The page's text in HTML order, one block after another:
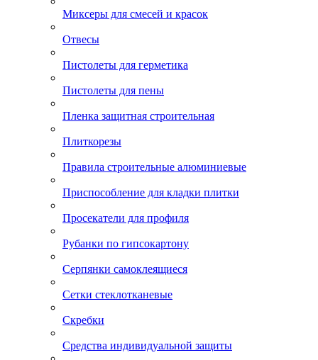
Миксеры для смесей и красок
Отвесы
Пистолеты для герметика
Пистолеты для пены
Пленка защитная строительная
Плиткорезы
Правила строительные алюминиевые
Приспособление для кладки плитки
Просекатели для профиля
Рубанки по гипсокартону
Серпянки самоклеящиеся
Сетки стеклотканевые
Скребки
Средства индивидуальной защиты